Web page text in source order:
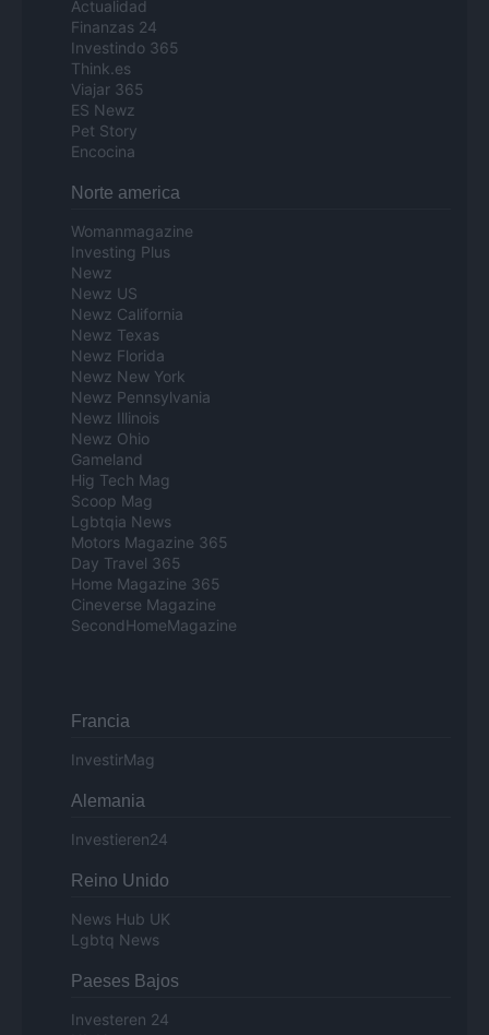
Actualidad
Finanzas 24
Investindo 365
Think.es
Viajar 365
ES Newz
Pet Story
Encocina
Norte america
Womanmagazine
Investing Plus
Newz
Newz US
Newz California
Newz Texas
Newz Florida
Newz New York
Newz Pennsylvania
Newz Illinois
Newz Ohio
Gameland
Hig Tech Mag
Scoop Mag
Lgbtqia News
Motors Magazine 365
Day Travel 365
Home Magazine 365
Cineverse Magazine
SecondHomeMagazine
Francia
InvestirMag
Alemania
Investieren24
Reino Unido
News Hub UK
Lgbtq News
Paeses Bajos
Investeren 24